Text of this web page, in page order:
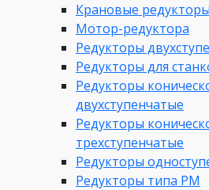
Крановые редукторы
Мотор-редуктора
Редукторы
Редукторы для
Редукторы
двухступенчатые
Редукторы
трехступенчатые
Редукторы
Редукторы типа РМ